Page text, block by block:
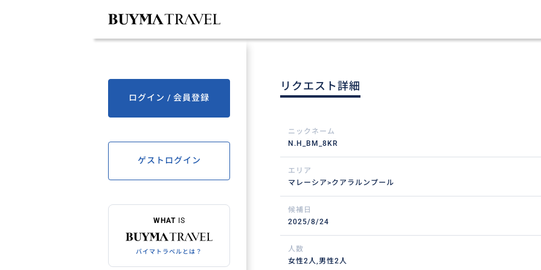
リクエスト詳細
ニックネーム
N.H_BM_8KR
エリア
マレーシア>クアラルンプール
候補日
2025/8/24
人数
女性2人,男性2人
ログイン / 会員登録
ゲストログイン
WHAT IS
バイマトラベルとは？